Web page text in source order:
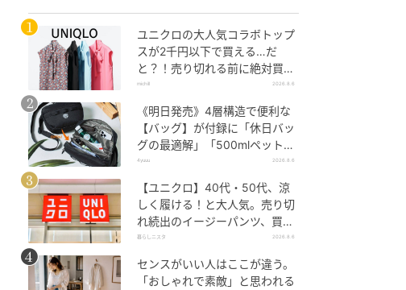
ユニクロの大人気コラボトップ
スが2千円以下で買える…だ
と？！売り切れる前に絶対買
い！
michill 2026.8.6
《明日発売》4層構造で便利な
【バッグ】が付録に「休日バッ
グの最適解」「500mlペットボ
トルも入る」
4yuuu 2026.8.6
【ユニクロ】40代・50代、涼
しく履ける！と大人気。売り切
れ続出のイージーパンツ、買っ
てみた！
暮らしニスタ 2026.8.6
センスがいい人はここが違う。
「おしゃれで素敵」と思われる